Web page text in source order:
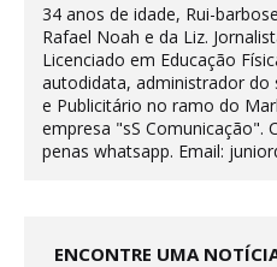
34 anos de idade, Rui-
Rafael Noah e da Liz.
Licenciado em Educação
autodidata, administrador do
e Publicitário no ramo do
empresa "sS Comunicação".
penas whatsapp. Email:
ENCONTRE UMA